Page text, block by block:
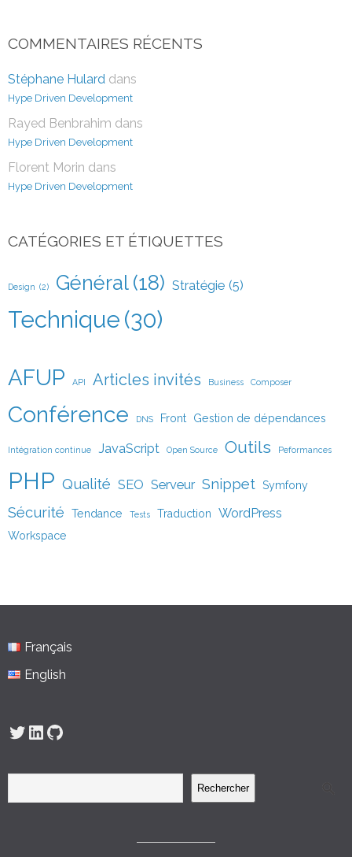
COMMENTAIRES RÉCENTS
Stéphane Hulard dans
Hype Driven Development
Rayed Benbrahim dans
Hype Driven Development
Florent Morin dans
Hype Driven Development
CATÉGORIES ET ÉTIQUETTES
Design (2) Général (18) Stratégie (5)
Technique (30)
AFUP API Articles invités Business Composer
Conférence DNS Front Gestion de dépendances
Intégration continue JavaScript Open Source Outils Peformances
PHP Qualité SEO Serveur Snippet Symfony
Sécurité Tendance Tests Traduction WordPress
Workspace
Français
English
Twitter
LinkedIn
GitHub
Rechercher